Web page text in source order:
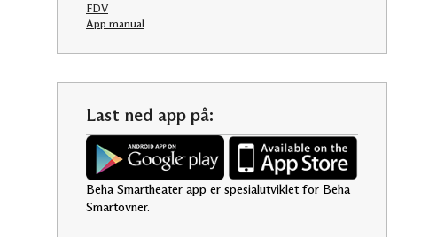
FDV
App manual
Last ned app på:
Beha Smartheater app er spesialutviklet for Beha
Smartovner.